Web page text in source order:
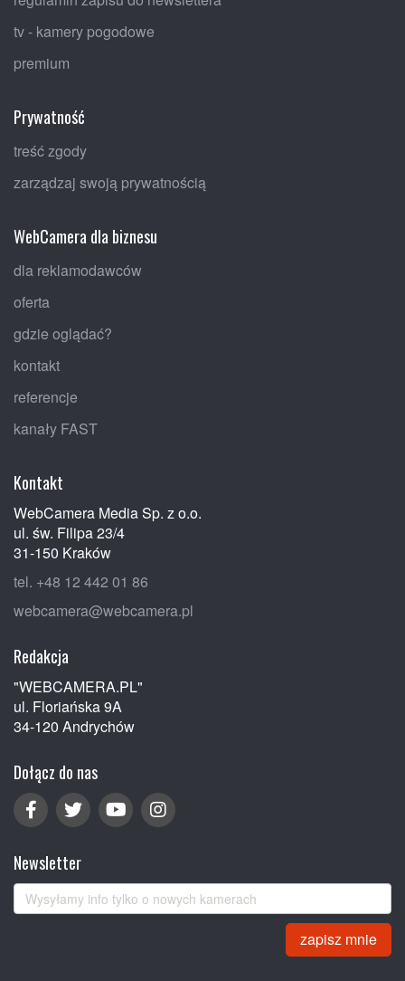
tv - kamery pogodowe
premium
Prywatność
treść zgody
zarządzaj swoją prywatnością
WebCamera dla biznesu
dla reklamodawców
oferta
gdzie oglądać?
kontakt
referencje
kanały FAST
Kontakt
WebCamera Media Sp. z o.o.
ul. św. Filipa 23/4
31-150 Kraków
tel. +48 12 442 01 86
webcamera@webcamera.pl
Redakcja
"WEBCAMERA.PL"
ul. Floriańska 9A
34-120 Andrychów
Dołącz do nas
Newsletter
zapisz mnie